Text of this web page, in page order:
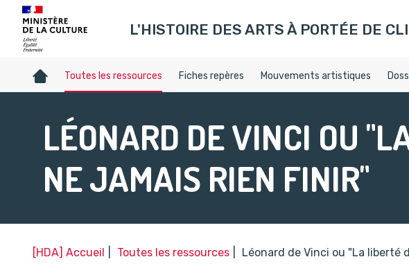
L'HISTOIRE DES ARTS À PORTÉE DE
Accueil Toutes les ressources Fiches repères Mouvements artistiques
LÉONARD DE VINCI OU
NE JAMAIS RIEN FINIR"
[HDA] Accueil Toutes les ressources Léonard de Vinci ou "La liberté
Gestion de vos préférences sur les témoins de connexion (cookies)